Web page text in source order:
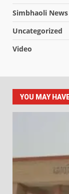
Simbhaoli News
Uncategorized
Video
YOU MAY